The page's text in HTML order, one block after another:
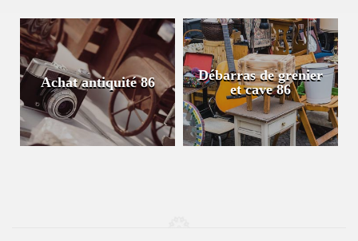
Achat antiquité 86
Débarras de grenier
et cave 86